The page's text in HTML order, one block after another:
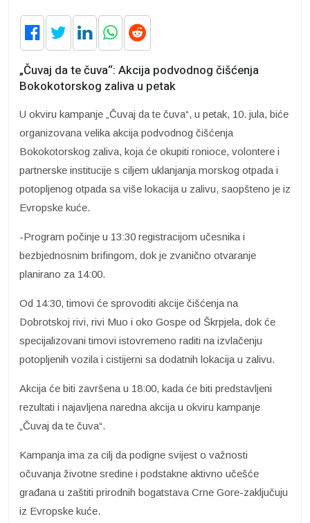
„Čuvaj da te čuva“: Akcija podvodnog čišćenja
Bokokotorskog zaliva u petak
U okviru kampanje „Čuvaj da te čuva“, u petak, 10. jula, biće
organizovana velika akcija podvodnog čišćenja
Bokokotorskog zaliva, koja će okupiti ronioce, volontere i
partnerske institucije s ciljem uklanjanja morskog otpada i
potopljenog otpada sa više lokacija u zalivu, saopšteno je iz
Evropske kuće.
-Program počinje u 13:30 registracijom učesnika i
bezbjednosnim brifingom, dok je zvanično otvaranje
planirano za 14:00.
Od 14:30, timovi će sprovoditi akcije čišćenja na
Dobrotskoj rivi, rivi Muo i oko Gospe od Škrpjela, dok će
specijalizovani timovi istovremeno raditi na izvlačenju
potopljenih vozila i cistijerni sa dodatnih lokacija u zalivu.
Akcija će biti završena u 18:00, kada će biti predstavljeni
rezultati i najavljena naredna akcija u okviru kampanje
„Čuvaj da te čuva“.
Kampanja ima za cilj da podigne svijest o važnosti
očuvanja životne sredine i podstakne aktivno učešće
građana u zaštiti prirodnih bogatstava Crne Gore-zaključuju
iz Evropske kuće.